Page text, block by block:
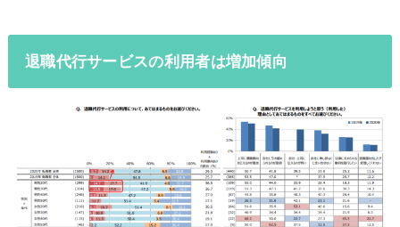
退職代行サービスの利用者は増加傾向